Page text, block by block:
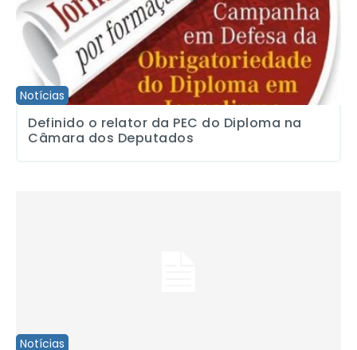
Notícias
Definido o relator da PEC do Diploma na
Câmara dos Deputados
Notícias